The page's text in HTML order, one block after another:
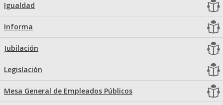
Igualdad
Informa
Jubilación
Legislación
Mesa General de Empleados Públicos